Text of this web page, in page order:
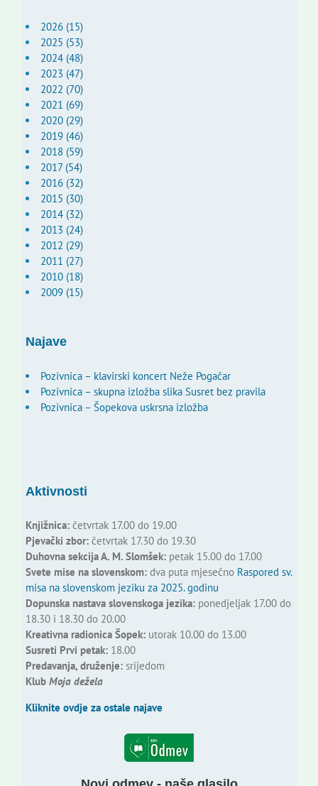
2026 (15)
2025 (53)
2024 (48)
2023 (47)
2022 (70)
2021 (69)
2020 (29)
2019 (46)
2018 (59)
2017 (54)
2016 (32)
2015 (30)
2014 (32)
2013 (24)
2012 (29)
2011 (27)
2010 (18)
2009 (15)
Najave
Pozivnica – klavirski koncert Neže Pogačar
Pozivnica – skupna izložba slika Susret bez pravila
Pozivnica – Šopekova uskrsna izložba
Aktivnosti
Knjižnica:četvrtak 17.00 do 19.00
Pjevački zbor:četvrtak 17.30 do 19.30
Duhovna sekcija A. M. Slomšek:petak 15.00 do 17.00
Svete mise na slovenskom:dva puta mjesečno Raspored sv.
misa na slovenskom jeziku za 2025. godinu
Dopunska nastava slovenskoga jezika:ponedjeljak 17.00 do
18.30 i 18.30 do 20.00
Kreativna radionica Šopek:utorak 10.00 do 13.00
Susreti Prvi petak:18.00
Predavanja, druženje:srijedom
Klub Moja dežela
Kliknite ovdje za ostale najave